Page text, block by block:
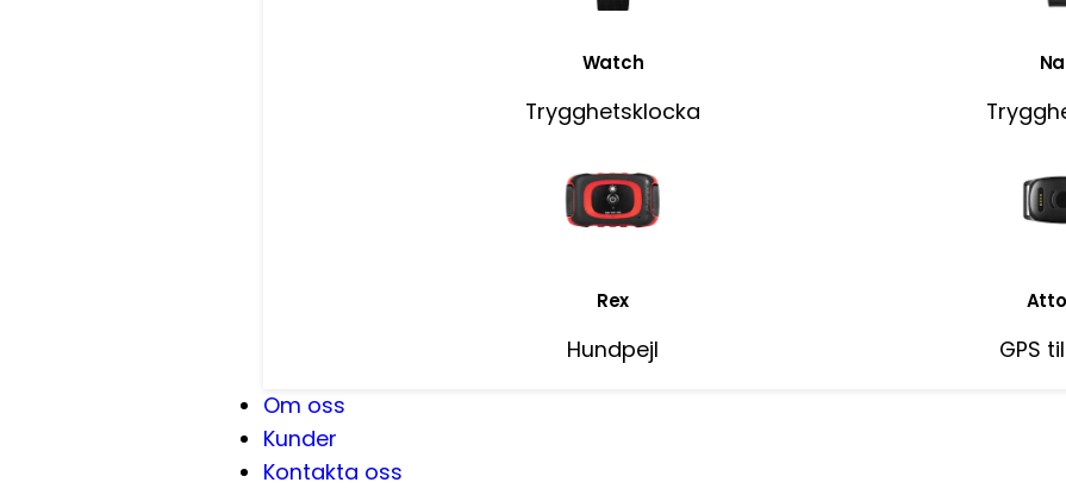
Watch
Trygghetsklocka
Rex
Hundpejl GPS
Om oss
Kunder
Kontakta oss